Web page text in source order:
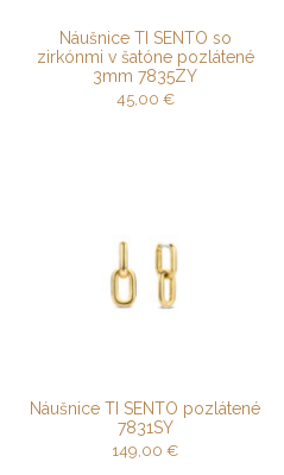
Náušnice TI SENTO so
zirkónmi v šatóne pozlátené
3mm 7835ZY
45,00 €
Náušnice TI SENTO pozlátené
7831SY
149,00 €